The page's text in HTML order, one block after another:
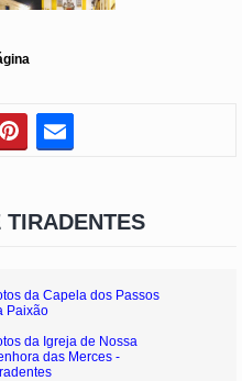
da Capela dos Passos
Paixão
da Igreja de Nossa
das Merces -